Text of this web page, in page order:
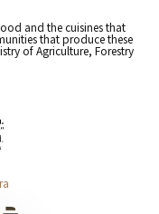
and the cuisines that
that produce these
of Agriculture, Forestry